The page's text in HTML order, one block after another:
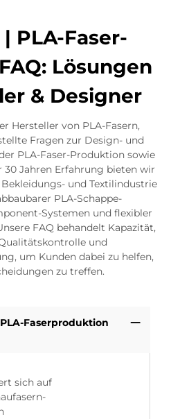
PLA-Faser-
Lösungen
& Designer
Hersteller von PLA-Fasern,
Fragen zur Design- und
PLA-Faser-Produktion sowie
30 Jahren Erfahrung bieten wir
und Textilindustrie
PLA-Schappe-
Systemen und flexibler
FAQ behandelt Kapazität,
und
um Kunden dabei zu helfen,
zu treffen.
Faserproduktion
sich auf